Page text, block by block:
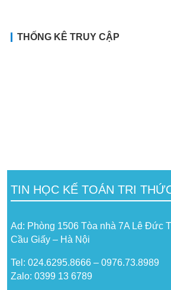
THỐNG KÊ TRUY CẬP
TIN HỌC KẾ TOÁN TRI
Ad: Phòng 1506 Tòa nhà 7A Lê Đức
Cầu Giấy – Hà Nội
Tel: 024.6295.8666 – 0976.73.8989
Zalo: 0399 13 6789